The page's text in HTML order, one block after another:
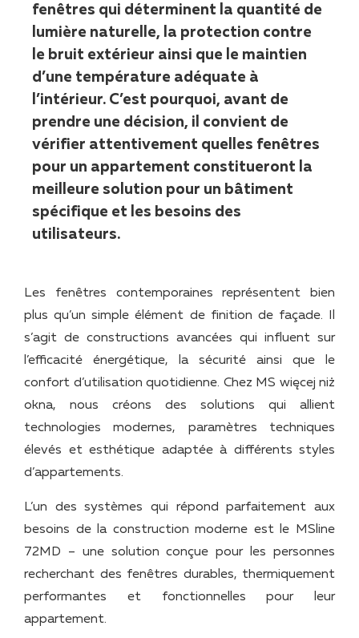
fenêtres qui déterminent la quantité de
lumière naturelle, la protection contre
le bruit extérieur ainsi que le maintien
d’une température adéquate à
l’intérieur. C’est pourquoi, avant de
prendre une décision, il convient de
vérifier attentivement quelles fenêtres
pour un appartement constitueront la
meilleure solution pour un bâtiment
spécifique et les besoins des
utilisateurs.
Les fenêtres contemporaines représentent bien
plus qu’un simple élément de finition de façade. Il
s’agit de constructions avancées qui influent sur
l’efficacité énergétique, la sécurité ainsi que le
confort d’utilisation quotidienne. Chez MS więcej niż
okna, nous créons des solutions qui allient
technologies modernes, paramètres techniques
élevés et esthétique adaptée à différents styles
d’appartements.
L’un des systèmes qui répond parfaitement aux
besoins de la construction moderne est le MSline
72MD – une solution conçue pour les personnes
recherchant des fenêtres durables, thermiquement
performantes et fonctionnelles pour leur
appartement.